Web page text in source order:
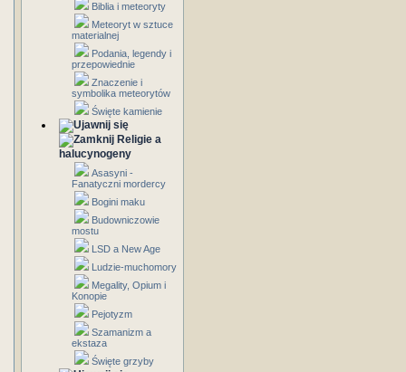
Biblia i meteoryty
Meteoryt w sztuce
materialnej
Podania, legendy i
przepowiednie
Znaczenie i
symbolika meteorytów
Święte kamienie
Religie a
halucynogeny
Asasyni -
Fanatyczni mordercy
Bogini maku
Budowniczowie
mostu
LSD a New Age
Ludzie-muchomory
Megality, Opium i
Konopie
Pejotyzm
Szamanizm a
ekstaza
Święte grzyby